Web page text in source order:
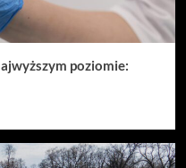
poziomie: